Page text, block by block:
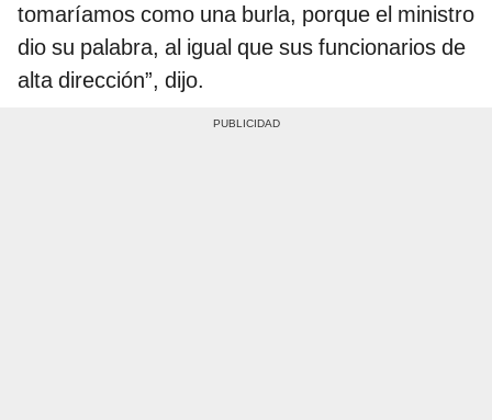
tomaríamos como una burla, porque el ministro
dio su palabra, al igual que sus funcionarios de
alta dirección”, dijo.